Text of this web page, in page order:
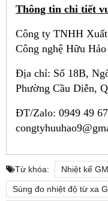
Thông tin chi tiết
Công ty TNHH
Công nghệ Hữu Hảo
Địa chỉ: Số 18B,
Phường Cầu Diễn,
ĐT/Zalo: 0949 49
Từ khóa: Nhiệt kế
Súng đo nhiệt độ từ xa